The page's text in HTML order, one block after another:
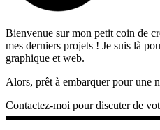
Bienvenue sur mon petit coin de
mes derniers projets ! Je suis là
graphique et web.
Alors, prêt à embarquer pour une
Contactez-moi pour discuter de